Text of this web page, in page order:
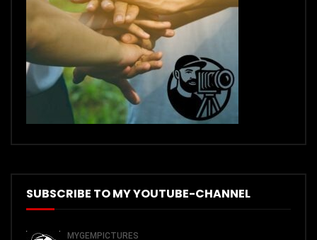
SUBSCRIBE TO MY YOUTUBE-CHANNEL